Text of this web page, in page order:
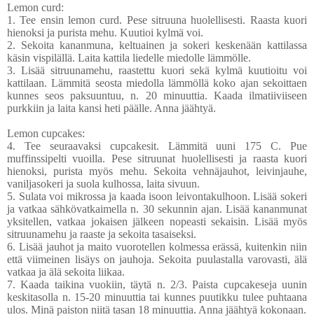
Lemon curd:
1. Tee ensin lemon curd. Pese sitruuna huolellisesti. Raasta kuori
hienoksi ja purista mehu. Kuutioi kylmä voi.
2. Sekoita kananmuna, keltuainen ja sokeri keskenään kattilassa
käsin vispilällä. Laita kattila liedelle miedolle lämmölle.
3. Lisää sitruunamehu, raastettu kuori sekä kylmä kuutioitu voi
kattilaan. Lämmitä seosta miedolla lämmöllä koko ajan sekoittaen
kunnes seos paksuuntuu, n. 20 minuuttia. Kaada ilmatiiviiseen
purkkiin ja laita kansi heti päälle. Anna jäähtyä.
Lemon cupcakes:
4. Tee seuraavaksi cupcakesit. Lämmitä uuni 175 C. Pue
muffinssipelti vuoilla. Pese sitruunat huolellisesti ja raasta kuori
hienoksi, purista myös mehu. Sekoita vehnäjauhot, leivinjauhe,
vaniljasokeri ja suola kulhossa, laita sivuun.
5. Sulata voi mikrossa ja kaada isoon leivontakulhoon. Lisää sokeri
ja vatkaa sähkövatkaimella n. 30 sekunnin ajan. Lisää kananmunat
yksitellen, vatkaa jokaisen jälkeen nopeasti sekaisin. Lisää myös
sitruunamehu ja raaste ja sekoita tasaiseksi.
6. Lisää jauhot ja maito vuorotellen kolmessa erässä, kuitenkin niin
että viimeinen lisäys on jauhoja. Sekoita puulastalla varovasti, älä
vatkaa ja älä sekoita liikaa.
7. Kaada taikina vuokiin, täytä n. 2/3. Paista cupcakeseja uunin
keskitasolla n. 15-20 minuuttia tai kunnes puutikku tulee puhtaana
ulos. Minä paiston niitä tasan 18 minuuttia. Anna jäähtyä kokonaan.